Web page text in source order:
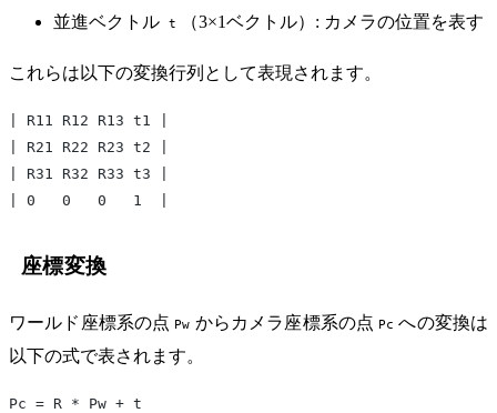
並進ベクトル t （3×1ベクトル）: カメラの位置を表す
これらは以下の変換行列として表現されます。
| R11 R12 R13 t1 |
| R21 R22 R23 t2 |
| R31 R32 R33 t3 |
| 0   0   0   1  |
座標変換
ワールド座標系の点 Pw からカメラ座標系の点 Pc への変換は
以下の式で表されます。
Pc = R * Pw + t